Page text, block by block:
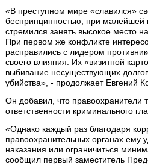
«В преступном мире «славился»
беспринципностью, при малейшей
стремился занять высокое место
При первом же конфликте
расправились с лидером
своего влияния. Их «визитной
выбивание несуществующих
убийства», - продолжает Евгений
Он добавил, что правоохранители
ответственности криминального
«Однако каждый раз благодаря
правоохранительных органах ему
наказания или ограничиться
сообщил первый заместитель